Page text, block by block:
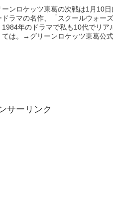
ーンロケッツ東葛の次戦は1月10
ドラマの名作、「スクールウォー
1984年のドラマで私も10代でリア
ては。→グリーンロケッツ東葛公
サーリンク